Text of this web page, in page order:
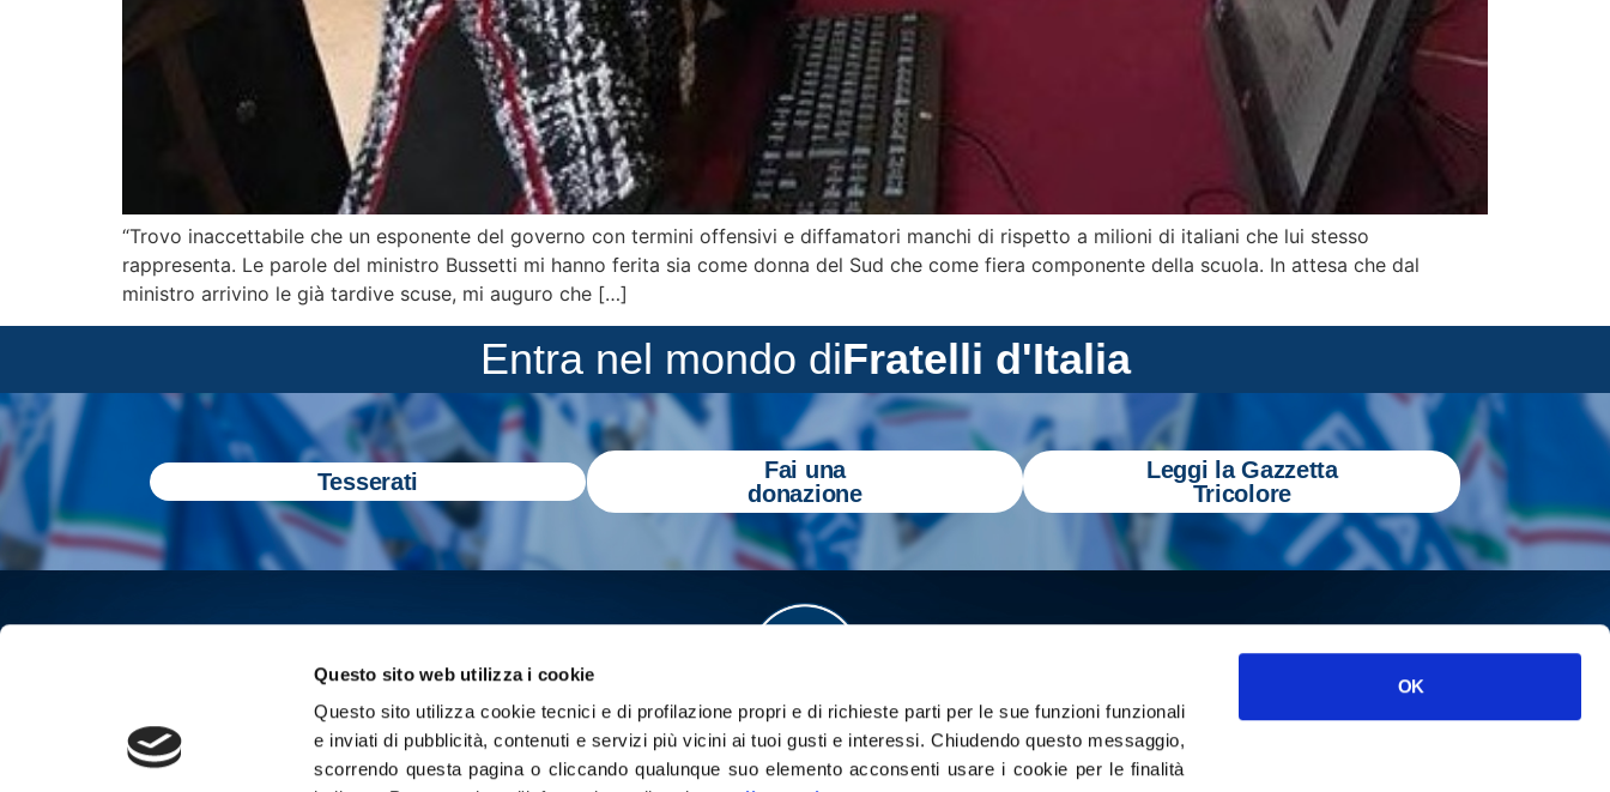
Questo sito web utilizza i cookie
Questo sito utilizza cookie tecnici e di profilazione propri e di richieste parti per le sue funzioni funzionali
e inviati di pubblicità, contenuti e servizi più vicini ai tuoi gusti e interessi.Chiudendo questo messaggio,
scorrendo questa pagina o cliccando qualunque suo elemento acconsenti usare i cookie per le finalità
OK
“Trovo inaccettabile che un esponente del governo con termini offensivi e diffamatori manchi di rispetto a milioni di italiani che lui stesso
rappresenta. Le parole del ministro Bussetti mi hanno ferita sia come donna del Sud che come fiera componente della scuola. In attesa che dal
ministro arrivino le già tardive scuse, mi auguro che […]
Entra nel mondo diFratelli d'Italia
Tesserati
Fai una
donazione
Leggi la Gazzetta
Tricolore